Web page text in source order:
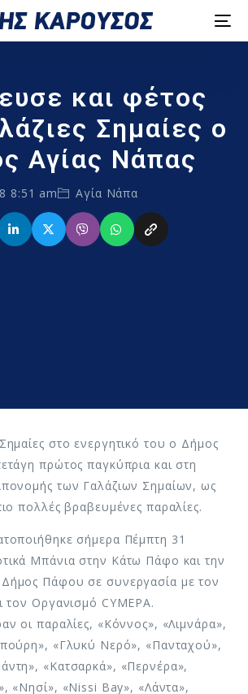
και φέτος
Σημαίες ο
Αγίας Νάπας
8:51 am Αγία Νάπα
στο ενεργητικό του ο Δήμος
πρώτος παγκύπρια και στη
των Γαλάζιων Σημαίων, ως
πολλές βραβευμένες παραλίες.
σήμερα Πέμπτη 31
Μπάνια στην Κάτω Πάφο και την
Πάφου σε συνεργασία με τον
τον Οργανισμό CYMEPA.
οι παραλίες, «Κόννος», «Λιμνάρα»,
«Γλυκύ Νερό», «Πανταχού»,
«Κατσαρκά», «Περνέρα»,
«Νησί», «Nissi Bay», «Λάντα»,